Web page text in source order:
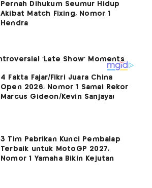
Pernah Dihukum Seumur Hidup
Akibat Match Fixing, Nomor 1
Hendra
4 Fakta Fajar/Fikri Juara China
Open 2026, Nomor 1 Samai Rekor
Marcus Gideon/Kevin Sanjaya!
3 Tim Pabrikan Kunci Pembalap
Terbaik untuk MotoGP 2027,
Nomor 1 Yamaha Bikin Kejutan